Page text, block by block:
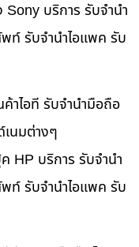
บริการ รับจำนำ
ท์ รับจำนำไอแพค รับ
าไอที รับจำนำมือถือ
นมต่างๆ
HP บริการ รับจำนำ
ท์ รับจำนำไอแพค รับ